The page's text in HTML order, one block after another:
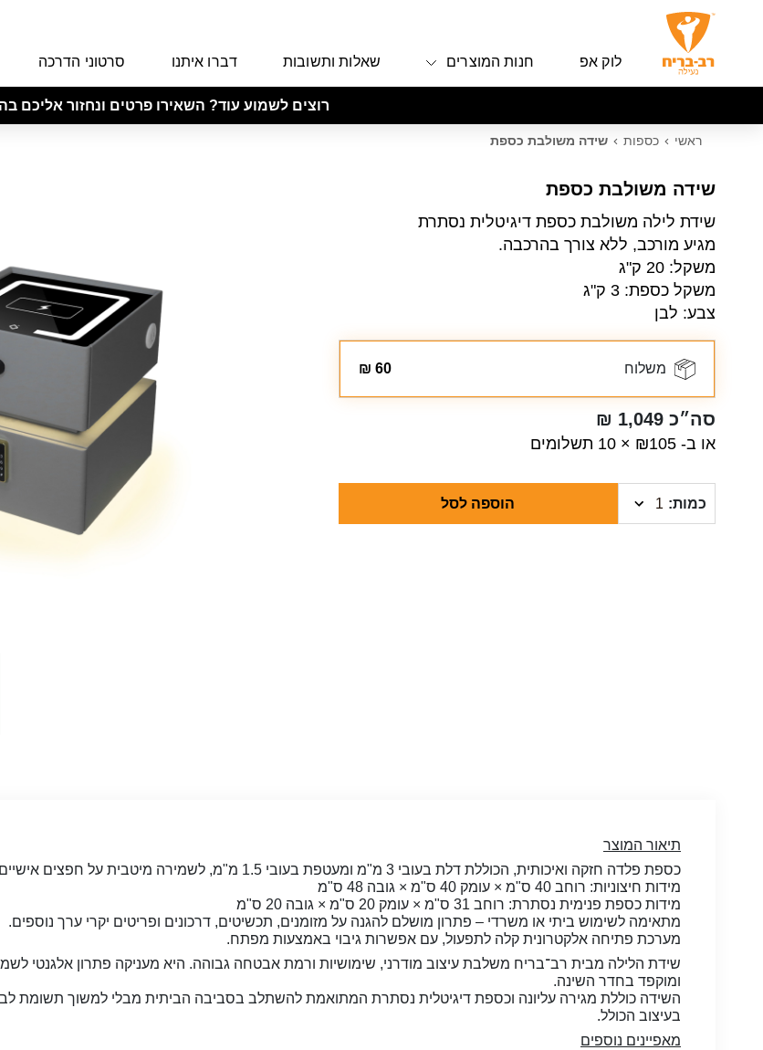
לוק אפ חנות המוצרים שאלות ותשובות דברו איתנו סרטוני הדרכה
רוצים לשמוע עוד? השאירו פרטים ונחזור אליכם
ראשי כספות שידה משולבת כספת
שידה משולבת כספת
שידת לילה משולבת כספת דיגיטלית נסתרת
מגיע מורכב, ללא צורך בהרכבה.
משקל: 20 ק"ג
משקל כספת: 3 ק"ג
צבע: לבן
משלוח ₪ 60
₪ 1,049 סה״כ
או ב- ₪105 × 10 תשלומים
הוספה לסל
תיאור המוצר
כספת פלדה חזקה ואיכותית, הכוללת דלת בעובי 3 מ"מ ומעטפת בעובי 1.5 מ"מ, לשמירה מיטבית על חפצים אישיים.
מידות חיצוניות: רוחב 40 ס"מ × עומק 40 ס"מ × גובה 48 ס"מ
מידות כספת פנימית נסתרת: רוחב 31 ס"מ × עומק 20 ס"מ × גובה 20 ס"מ
מתאימה לשימוש ביתי או משרדי – פתרון מושלם להגנה על מזומנים, תכשיטים, דרכונים ופריטים יקרי ערך נוספים.
מערכת פתיחה אלקטרונית קלה לתפעול, עם אפשרות גיבוי באמצעות מפתח.
שידת הלילה מבית רב־בריח משלבת עיצוב מודרני, שימושיות ורמת אבטחה גבוהה. היא מעניקה פתרון אלגנטי
ומוקפד בחדר השינה.
השידה כוללת מגירה עליונה וכספת דיגיטלית נסתרת המתואמת להשתלב בסביבה הביתית מבלי למשוך תשומת
בעיצוב הכולל.
מאפיינים נוספים